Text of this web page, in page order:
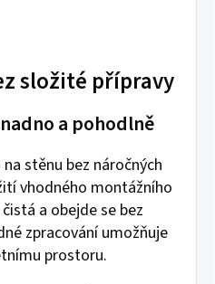
složité přípravy
a pohodlně
stěnu bez náročných
vhodného montážního
a obejde se bez
zpracování umožňuje
prostoru.